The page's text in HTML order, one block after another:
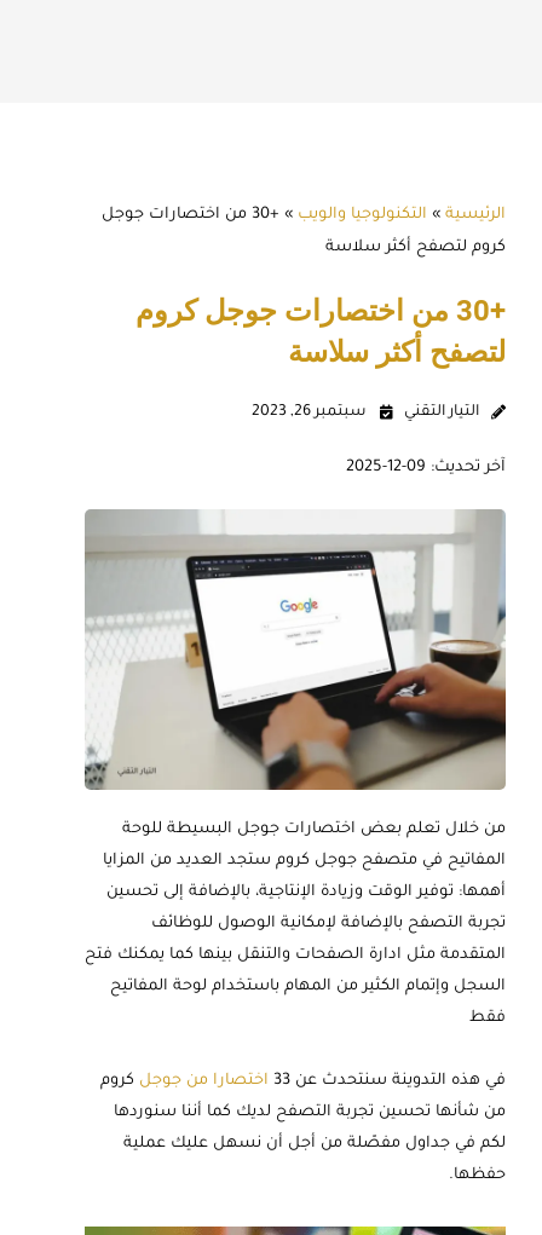
الرئيسية » التكنولوجيا والويب »
+30 من اختصارات جوجل
كروم لتصفح أكثر سلاسة
+30 من اختصارات جوجل كروم
لتصفح أكثر سلاسة
التيار التقني سبتمبر 26, 2023
آخر تحديث: 09-12-2025
من خلال تعلم بعض اختصارات جوجل البسيطة للوحة
المفاتيح في متصفح جوجل كروم ستجد العديد من المزايا
أهمها: توفير الوقت وزيادة الإنتاجية، بالإضافة إلى تحسين
تجربة التصفح بالإضافة لإمكانية الوصول للوظائف
المتقدمة مثل ادارة الصفحات والتنقل بينها كما يمكنك فتح
السجل وإتمام الكثير من المهام باستخدام لوحة المفاتيح
فقط
في هذه التدوينة سنتحدث عن 33 اختصارا من جوجل كروم
من شأنها تحسين تجربة التصفح لديك كما أننا سنوردها
لكم في جداول مفصّلة من أجل أن نسهل عليك عملية
حفظها.